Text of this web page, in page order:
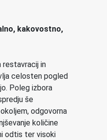
kakovostno,
restavracij in
celosten pogled
Poleg izbora
še
odgovorna
količine
odtis ter visoki